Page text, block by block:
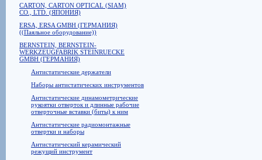
CARTON, CARTON OPTICAL (SIAM)
CO., LTD. (ЯПОНИЯ)
ERSA, ERSA GMBH (ГЕРМАНИЯ)
((Паяльное оборудование))
BERNSTEIN, BERNSTEIN-
WERKZEUGFABRIK STEINRUECKE
GMBH (ГЕРМАНИЯ)
Антистатические держатели
Наборы антистатических инструментов
Антистатические динамометрические
рукоятки отверток и длинные рабочие
отверточные вставки (биты) к ним
Антистатические радиомонтажные
отвертки и наборы
Антистатический керамический
режущий инструмент